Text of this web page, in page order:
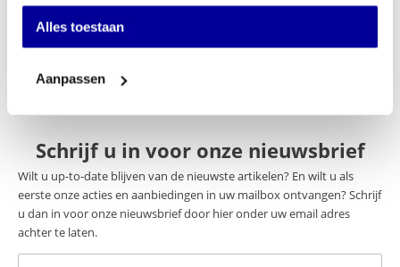
Alles toestaan
Aanpassen
Optie Hoofdsteun
Schrijf u in voor onze nieuwsbrief
Wilt u up-to-date blijven van de nieuwste artikelen? En wilt u als
eerste onze acties en aanbiedingen in uw mailbox ontvangen? Schrijf
u dan in voor onze nieuwsbrief door hier onder uw email adres
achter te laten.